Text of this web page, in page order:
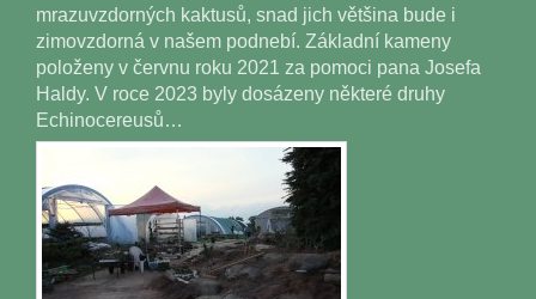
mrazuvzdorných kaktusů, snad jich většina bude i
zimovzdorná v našem podnebí. Základní kameny
položeny v červnu roku 2021 za pomoci pana Josefa
Haldy. V roce 2023 byly dosázeny některé druhy
Echinocereusů…